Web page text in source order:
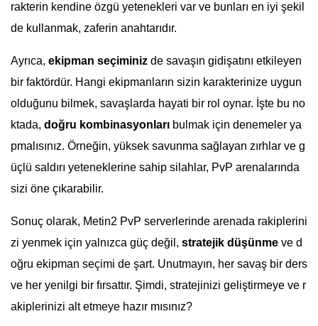
rakterin kendine özgü yetenekleri var ve bunları en iyi şekil
de kullanmak, zaferin anahtarıdır.
Ayrıca, ekipman seçiminiz de savaşın gidişatını etkileyen
bir faktördür. Hangi ekipmanların sizin karakterinize uygun
olduğunu bilmek, savaşlarda hayati bir rol oynar. İşte bu no
ktada, doğru kombinasyonları bulmak için denemeler ya
pmalısınız. Örneğin, yüksek savunma sağlayan zırhlar ve g
üçlü saldırı yeteneklerine sahip silahlar, PvP arenalarında
sizi öne çıkarabilir.
Sonuç olarak, Metin2 PvP serverlerinde arenada rakiplerini
zi yenmek için yalnızca güç değil, stratejik düşünme ve d
oğru ekipman seçimi de şart. Unutmayın, her savaş bir ders
ve her yenilgi bir fırsattır. Şimdi, stratejinizi geliştirmeye ve r
akiplerinizi alt etmeye hazır mısınız?